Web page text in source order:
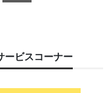
ービスコーナー